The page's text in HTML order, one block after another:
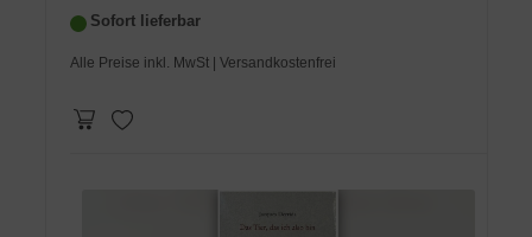
Sofort lieferbar
Alle Preise inkl. MwSt | Versandkostenfrei